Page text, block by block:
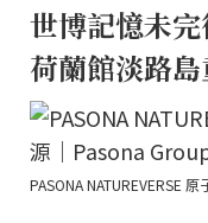
世博記憶未
荷蘭館淡路島
PASONA NATUREVERSE